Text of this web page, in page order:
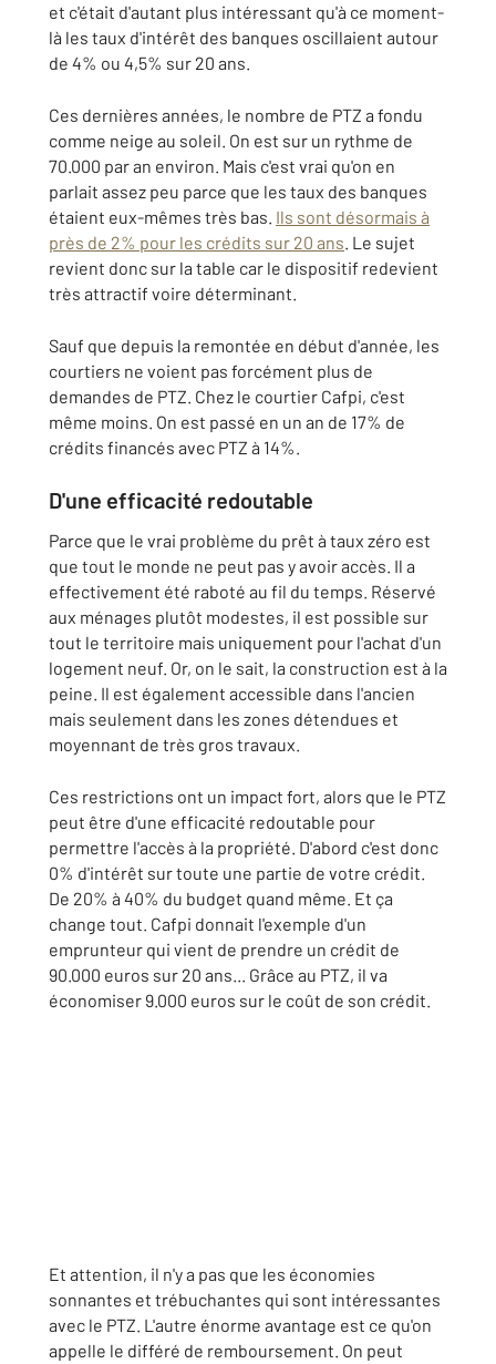
et c'était d'autant plus intéressant qu'à ce moment-
là les taux d'intérêt des banques oscillaient autour
de 4% ou 4,5% sur 20 ans.
Ces dernières années, le nombre de PTZ a fondu
comme neige au soleil. On est sur un rythme de
70.000 par an environ. Mais c'est vrai qu'on en
parlait assez peu parce que les taux des banques
étaient eux-mêmes très bas. Ils sont désormais à
près de 2% pour les crédits sur 20 ans. Le sujet
revient donc sur la table car le dispositif redevient
très attractif voire déterminant.
Sauf que depuis la remontée en début d'année, les
courtiers ne voient pas forcément plus de
demandes de PTZ. Chez le courtier Cafpi, c'est
même moins. On est passé en un an de 17% de
crédits financés avec PTZ à 14%.
D'une efficacité redoutable
Parce que le vrai problème du prêt à taux zéro est
que tout le monde ne peut pas y avoir accès. Il a
effectivement été raboté au fil du temps. Réservé
aux ménages plutôt modestes, il est possible sur
tout le territoire mais uniquement pour l'achat d'un
logement neuf. Or, on le sait, la construction est à la
peine. Il est également accessible dans l'ancien
mais seulement dans les zones détendues et
moyennant de très gros travaux.
Ces restrictions ont un impact fort, alors que le PTZ
peut être d'une efficacité redoutable pour
permettre l'accès à la propriété. D'abord c'est donc
0% d'intérêt sur toute une partie de votre crédit.
De 20% à 40% du budget quand même. Et ça
change tout. Cafpi donnait l'exemple d'un
emprunteur qui vient de prendre un crédit de
90.000 euros sur 20 ans... Grâce au PTZ, il va
économiser 9.000 euros sur le coût de son crédit.
Et attention, il n'y a pas que les économies
sonnantes et trébuchantes qui sont intéressantes
avec le PTZ. L'autre énorme avantage est ce qu'on
appelle le différé de remboursement. On peut